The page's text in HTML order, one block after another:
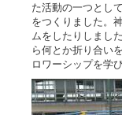
た活動の一つとし
をつくりました。
ムをしたりしまし
ら何とか折り合い
ロワーシップを学び